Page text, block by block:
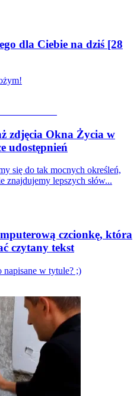
dla Ciebie na dziś [28
zdjęcia Okna Życia w
udostępnień
się do tak mocnych określeń,
znajdujemy lepszych słów...
czcionkę, która
czytany tekst
napisane w tytule? ;)